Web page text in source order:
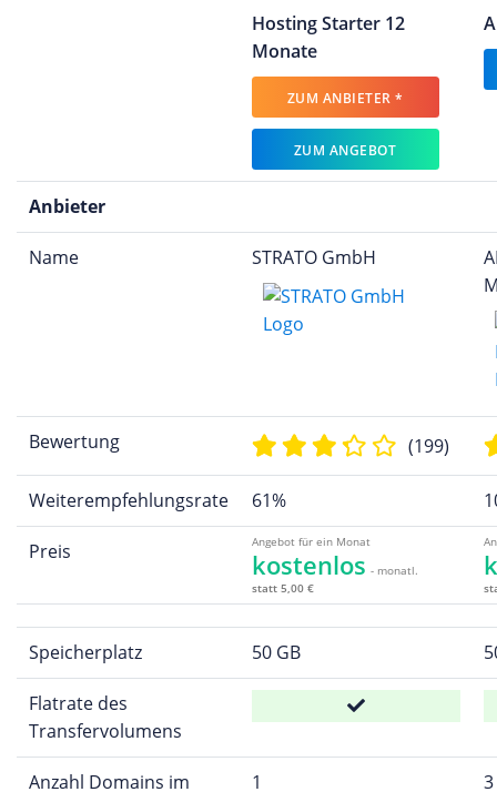
Hosting Starter 12
Monate
ZUM ANBIETER *
ZUM ANGEBOT
Anbieter
Name STRATO GmbH
Bewertung (199)
Weiterempfehlungsrate 61%
Preis Angebot für ein Monat
kostenlos - monatl.
statt 5,00 €
Speicherplatz 50 GB
Flatrate des
Transfervolumens
Anzahl Domains im 1 3